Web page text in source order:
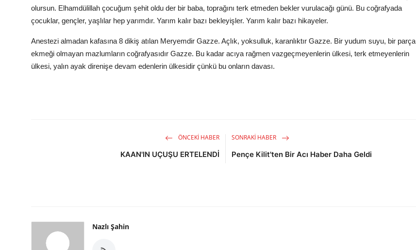
olursun. Elhamdülillah çocuğum şehit oldu der bir baba, toprağını terk etmeden bekler vurulacağı günü. Bu coğrafyada
çocuklar, gençler, yaşlılar hep yarımdır. Yarım kalır bazı bekleyişler. Yarım kalır bazı hikayeler.
Anestezi almadan kafasına 8 dikiş atılan Meryemdir Gazze. Açlık, yoksulluk, karanlıktır Gazze. Bir yudum suyu, bir parça
ekmeği olmayan mazlumların coğrafyasıdır Gazze. Bu kadar acıya rağmen vazgeçmeyenlerin ülkesi, terk etmeyenlerin
ülkesi, yalın ayak direnişe devam edenlerin ülkesidir çünkü bu onların davası.
ÖNCEKI HABER
KAAN'IN UÇUŞU ERTELENDİ
SONRAKI HABER
Pençe Kilit'ten Bir Acı Haber Daha Geldi
Nazlı Şahin